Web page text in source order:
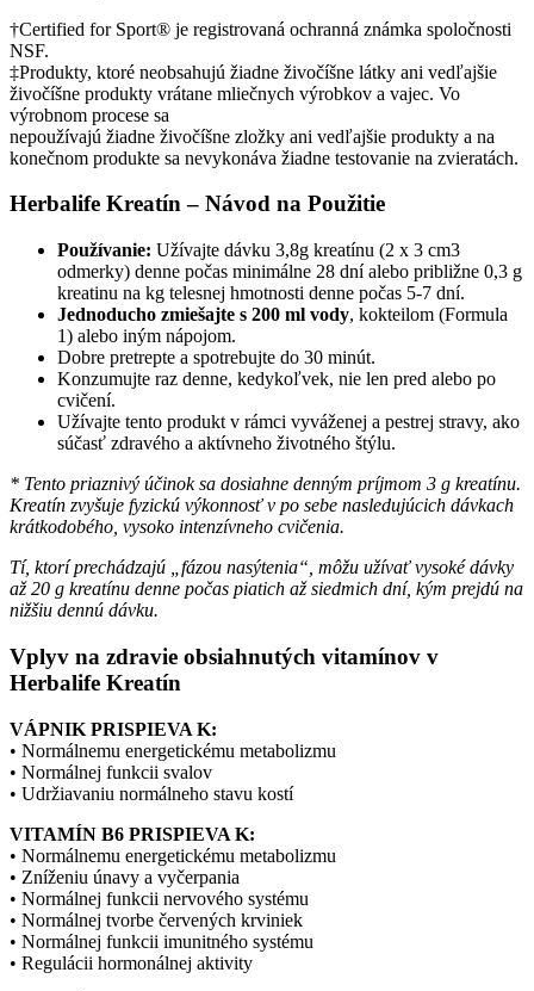
†Certified for Sport® je registrovaná ochranná známka spoločnosti
NSF.
‡Produkty, ktoré neobsahujú žiadne živočíšne látky ani vedľajšie
živočíšne produkty vrátane mliečnych výrobkov a vajec. Vo
výrobnom procese sa
nepoužívajú žiadne živočíšne zložky ani vedľajšie produkty a na
konečnom produkte sa nevykonáva žiadne testovanie na zvieratách.
Herbalife Kreatín – Návod na Použitie
Používanie: Užívajte dávku 3,8g kreatínu (2 x 3 cm3
odmerky) denne počas minimálne 28 dní alebo približne 0,3 g
kreatinu na kg telesnej hmotnosti denne počas 5-7 dní.
Jednoducho zmiešajte s 200 ml vody, kokteilom (Formula
1) alebo iným nápojom.
Dobre pretrepte a spotrebujte do 30 minút.
Konzumujte raz denne, kedykoľvek, nie len pred alebo po
cvičení.
Užívajte tento produkt v rámci vyváženej a pestrej stravy, ako
súčasť zdravého a aktívneho životného štýlu.
* Tento priaznivý účinok sa dosiahne denným príjmom 3 g kreatínu.
Kreatín zvyšuje fyzickú výkonnosť v po sebe nasledujúcich dávkach
krátkodobého, vysoko intenzívneho cvičenia.
Tí, ktorí prechádzajú „fázou nasýtenia“, môžu užívať vysoké dávky
až 20 g kreatínu denne počas piatich až siedmich dní, kým prejdú na
nižšiu dennú dávku.
Vplyv na zdravie obsiahnutých vitamínov v
Herbalife Kreatín
VÁPNIK PRISPIEVA K:
• Normálnemu energetickému metabolizmu
• Normálnej funkcii svalov
• Udržiavaniu normálneho stavu kostí
VITAMÍN B6 PRISPIEVA K:
• Normálnemu energetickému metabolizmu
• Zníženiu únavy a vyčerpania
• Normálnej funkcii nervového systému
• Normálnej tvorbe červených krviniek
• Normálnej funkcii imunitného systému
• Regulácii hormonálnej aktivity